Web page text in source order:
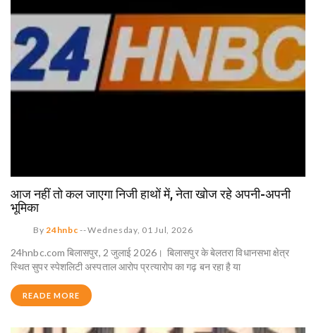
आज नहीं तो कल जाएगा निजी हाथों में, नेता खोज रहे अपनी-अपनी
भूमिका
By24hnbc --Wednesday, 01 Jul, 2026
24hnbc.com बिलासपुर, 2 जुलाई 2026। बिलासपुर के बेलतरा विधानसभा क्षेत्र
स्थित सुपर स्पेशलिटी अस्पताल आरोप प्रत्यारोप का गढ़ बन रहा है या
READE MORE